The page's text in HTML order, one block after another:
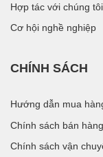
Hợp tác với chúng tôi
Cơ hội nghề nghiệp
CHÍNH SÁCH
Hướng dẫn mua
Chính sách bán
Chính sách vận